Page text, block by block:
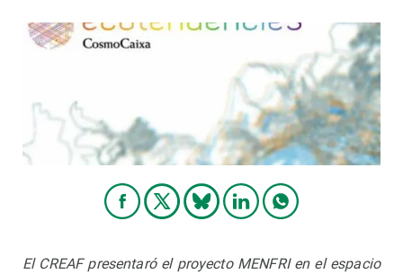
El CREAF presentaró el proyecto MENFRI en el espacio